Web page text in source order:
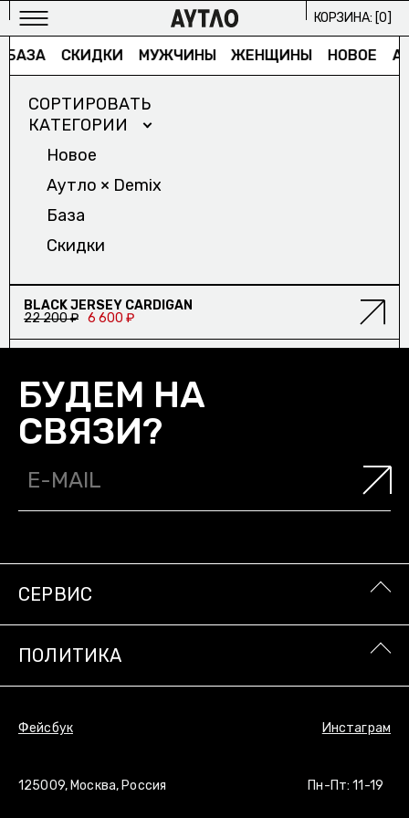
МУЖСКОЕ
ИЗБРАННОЕ/
ИЗБРАННОЕ/
АРХИВ
ПРОЕКТЫ
СТУДИИ OUTLAW MOSCOW/
О НАС
О КОМПАНИИ/
БУДЕМ НА
СВЯЗИ?
КОРЗИНА: [0]
БАЗА СКИДКИ МУЖЧИНЫ ЖЕНЩИНЫ НОВОЕ
СОРТИРОВАТЬ
КАТЕГОРИИ
Новое
Аутло × Demix
База
Скидки
СКИДКА
BLACK JERSEY CARDIGAN
22 200 ₽ 6 600 ₽
БУДЕМ НА
СВЯЗИ?
125009, Москва, Россия Пн-Пт: 11-19
СЕРВИС
ПОЛИТИКА
Фейсбук Инстаграм